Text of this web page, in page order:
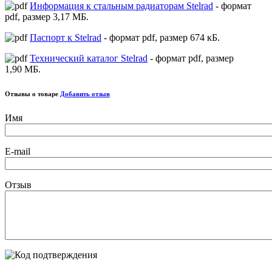
Информация к стальным радиаторам Stelrad - формат
pdf, размер 3,17 МБ.
Паспорт к Stelrad - формат pdf, размер 674 кБ.
Технический каталог Stelrad - формат pdf, размер
1,90 МБ.
Отзывы о товаре Добавить отзыв
Имя
E-mail
Отзыв